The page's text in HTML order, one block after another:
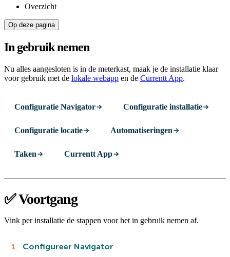
Overzicht
Op deze pagina
In gebruik nemen
Nu alles aangesloten is in de meterkast, maak je de installatie klaar
voor gebruik met de lokale webapp en de Currentt App.
Configuratie Navigator Configuratie installatie
Configuratie locatie Automatiseringen
Taken Currentt App
✅ Voortgang
Vink per installatie de stappen voor het in gebruik nemen af.
1 Configureer Navigator